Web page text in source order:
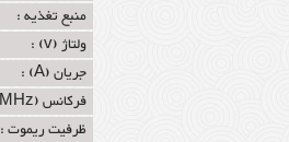
منبع تغذیه :
ولتاژ (v) :
جریان (A) :
فرکانس (MHz) :
ظرفیت ریموت :